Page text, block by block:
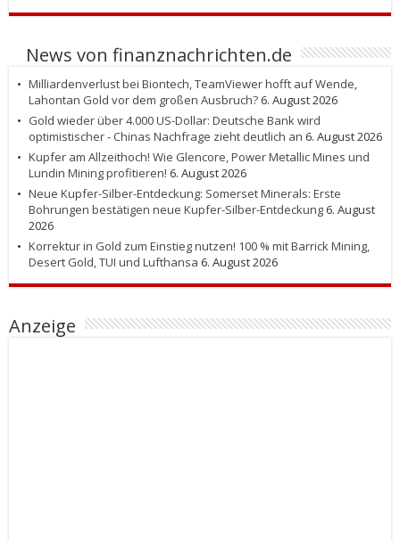
News von finanznachrichten.de
Milliardenverlust bei Biontech, TeamViewer hofft auf Wende,
Lahontan Gold vor dem großen Ausbruch? 6. August 2026
Gold wieder über 4.000 US-Dollar: Deutsche Bank wird
optimistischer - Chinas Nachfrage zieht deutlich an 6. August 2026
Kupfer am Allzeithoch! Wie Glencore, Power Metallic Mines und
Lundin Mining profitieren! 6. August 2026
Neue Kupfer-Silber-Entdeckung: Somerset Minerals: Erste
Bohrungen bestätigen neue Kupfer-Silber-Entdeckung 6. August
2026
Korrektur in Gold zum Einstieg nutzen! 100 % mit Barrick Mining,
Desert Gold, TUI und Lufthansa 6. August 2026
Anzeige